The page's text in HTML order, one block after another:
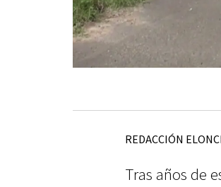
REDACCIÓN
Tras años de